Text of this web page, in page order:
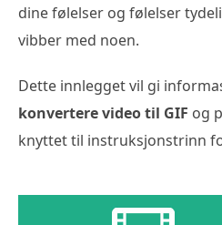
dine følelser og følelser
vibber med noen.
Dette innlegget vil gi
konvertere video til GIF og
knyttet til instruksjonstrinn